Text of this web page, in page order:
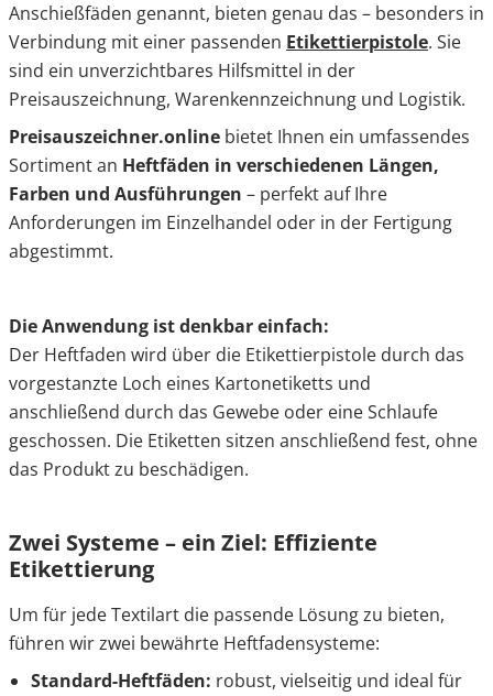
2.1 Längen:
2.2 Farben:
3. Heftfäden & Zubehör – das perfekte System
aus einer Hand
4. Vorteile & mögliche Einschränkungen von
Heftfäden im Überblick
Anschießfäden genannt, bieten genau das – besonders in
Verbindung mit einer passenden Etikettierpistole. Sie
sind ein unverzichtbares Hilfsmittel in der
Preisauszeichnung, Warenkennzeichnung und Logistik.
Preisauszeichner.online bietet Ihnen ein umfassendes
Sortiment an Heftfäden in verschiedenen Längen,
Farben und Ausführungen – perfekt auf Ihre
Anforderungen im Einzelhandel oder in der Fertigung
abgestimmt.
Die Anwendung ist denkbar einfach:
Der Heftfaden wird über die Etikettierpistole durch das
vorgestanzte Loch eines Kartonetiketts und
anschließend durch das Gewebe oder eine Schlaufe
geschossen. Die Etiketten sitzen anschließend fest, ohne
das Produkt zu beschädigen.
Zwei Systeme – ein Ziel: Effiziente
Etikettierung
Um für jede Textilart die passende Lösung zu bieten,
führen wir zwei bewährte Heftfadensysteme:
Standard-Heftfäden: robust, vielseitig und ideal für